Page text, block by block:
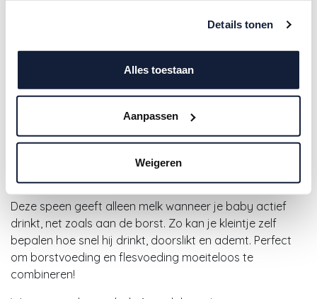
Details tonen
Alles toestaan
Aanpassen
Weigeren
Avent | Zuigspeen Natural
Response Flow 4
Deze speen geeft alleen melk wanneer je baby actief
drinkt, net zoals aan de borst. Zo kan je kleintje zelf
bepalen hoe snel hij drinkt, doorslikt en ademt. Perfect
om borstvoeding en flesvoeding moeiteloos te
combineren!